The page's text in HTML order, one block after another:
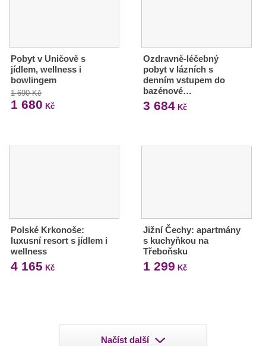
Pobyt v Uničově s
jídlem, wellness i
bowlingem
1 690 Kč
1 680 Kč
Ozdravně-léčebný
pobyt v lázních s
denním vstupem do
bazénové…
3 684Kč
Polské Krkonoše:
luxusní resort s jídlem i
wellness
4 165 Kč
Jižní Čechy: apartmány
s kuchyňkou na
Třeboňsku
1 299 Kč
Načíst další